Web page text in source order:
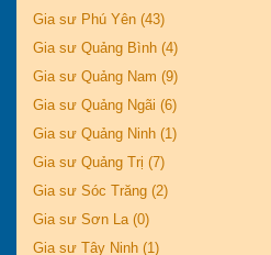
Gia sư Phú Yên (43)
Gia sư Quảng Bình (4)
Gia sư Quảng Nam (9)
Gia sư Quảng Ngãi (6)
Gia sư Quảng Ninh (1)
Gia sư Quảng Trị (7)
Gia sư Sóc Trăng (2)
Gia sư Sơn La (0)
Gia sư Tây Ninh (1)